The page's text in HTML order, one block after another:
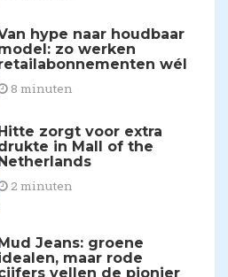
hype naar houdbaar
zo werken
wél
8 minuten
Hitte zorgt voor extra
in Mall of the
Netherlands
2 minuten
Jeans: groene
maar rode
vellen de pionier